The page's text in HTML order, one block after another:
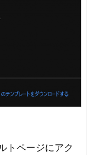
トページにアク